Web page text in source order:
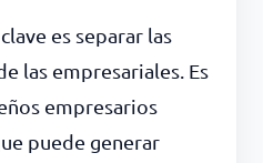
es separar las
las empresariales. Es
empresarios
puede generar